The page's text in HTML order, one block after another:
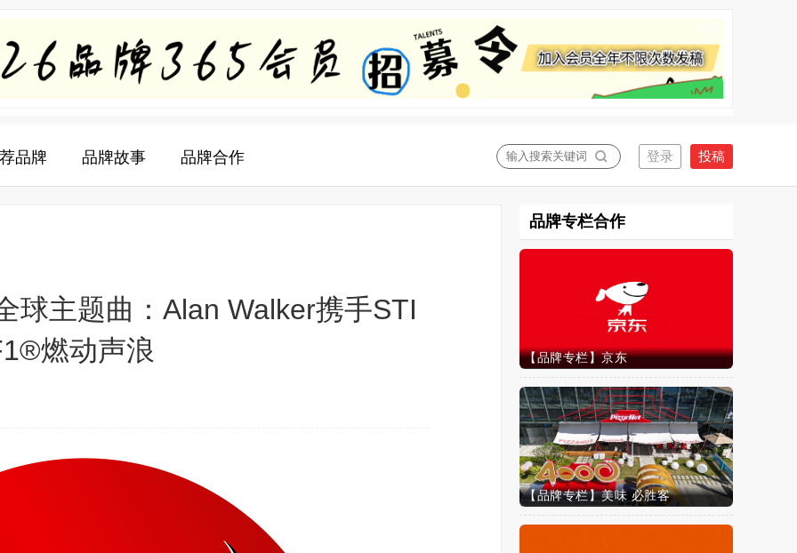
品牌 品牌故事 品牌合作
球主题曲：Alan Walker携手STI
燃动声浪
品牌专栏合作
【品牌专栏】京东
【品牌专栏】美味 必胜客